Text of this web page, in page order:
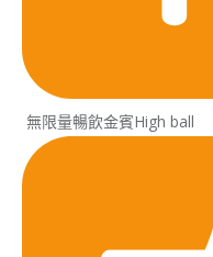
無限量暢飲金賓High ball